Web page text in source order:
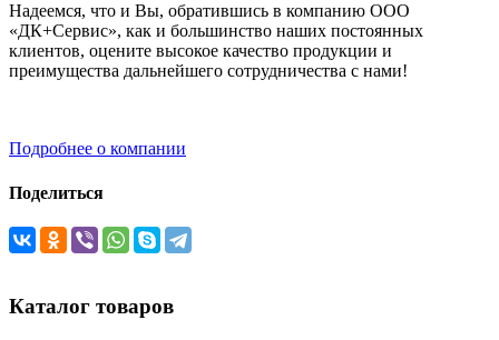
Надеемся, что и Вы, обратившись в компанию ООО
«ДК+Сервис», как и большинство наших постоянных
клиентов, оцените высокое качество продукции и
преимущества дальнейшего сотрудничества с нами!
Подробнее о компании
Поделиться
Каталог товаров